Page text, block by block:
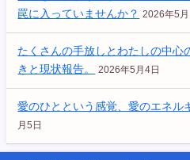
罠に入っていませんか？
2026年5月
たくさんの手放しとわたしの中心
きと現状報告。
2026年5月4日
愛のひとという感覚、愛のエネル
月5日